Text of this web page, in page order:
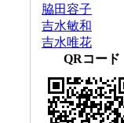
脇田容子
吉水敏和
吉水唯花
QRコード